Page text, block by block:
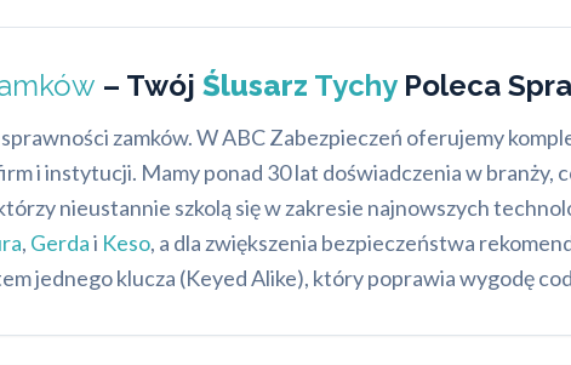
– Twój Ślusarz TychyPoleca
zamków. W ABC Zabezpieczeń oferujemy
i instytucji. Mamy ponad 30 lat doświadczenia w branży,
nieustannie szkolą się w zakresie najnowszych
, Gerdai Keso, a dla zwiększenia bezpieczeństwa
jednego klucza (Keyed Alike), który poprawia wygodę